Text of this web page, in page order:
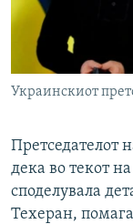
Украинскиот
Претседателот
дека во текот
споделувала
Техеран,